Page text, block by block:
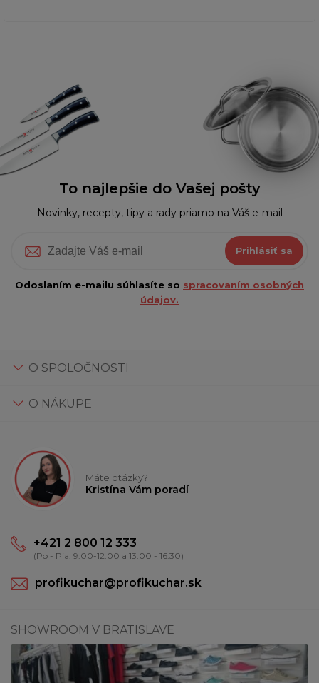
To najlepšie do Vašej pošty
Novinky, recepty, tipy a rady priamo na Váš e-mail
Prihlásiť sa
Odoslaním e-mailu súhlasíte so spracovaním osobných
údajov.
O SPOLOČNOSTI
O NÁKUPE
Máte otázky?
Kristína Vám poradí
+421 2 800 12 333
(Po - Pia: 9:00-12:00 a 13:00 - 16:30)
profikuchar@profikuchar.sk
SHOWROOM V BRATISLAVE